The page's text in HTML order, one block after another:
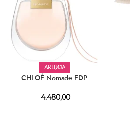
АКЦИЈА
CHLOÉ Nomade EDP
4.480,00